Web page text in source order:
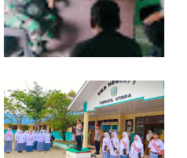
Babinsa dan Bhabinkamtibmas
Kompak Gaungkan Gerakan
Kibarkan Merah Putih